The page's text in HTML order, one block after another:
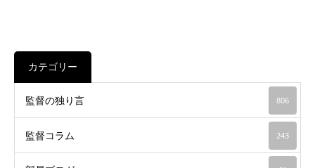
カテゴリー
監督の独り言 806
監督コラム 243